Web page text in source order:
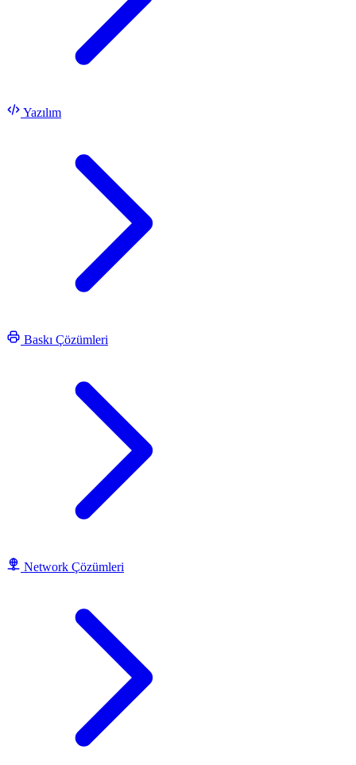
Yazılım
Baskı Çözümleri
Network Çözümleri